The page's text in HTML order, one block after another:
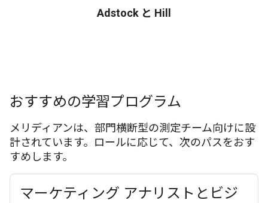
Adstock と Hill
おすすめの学習プログラム
メリディアンは、部門横断型の測定チーム向けに設
計されています。ロールに応じて、次のパスをおす
すめします。
マーケティング アナリストとビジ